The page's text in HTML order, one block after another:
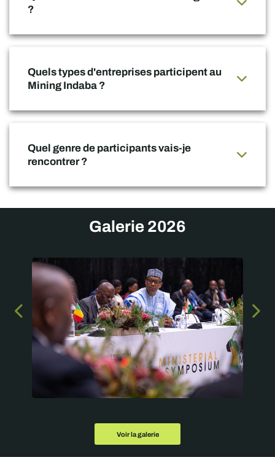
?
Quels types d'entreprises participent au
Mining Indaba ?
Quel genre de participants vais-je
rencontrer ?
Galerie 2026
Voir la galerie